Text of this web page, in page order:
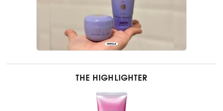
THE HIGHLIGHTER